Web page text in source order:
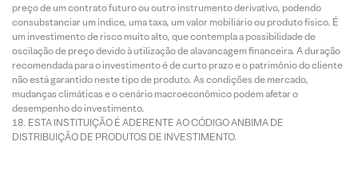
preço de um contrato futuro ou outro instrumento derivativo, podendo
consubstanciar um índice, uma taxa, um valor mobiliário ou produto físico. É
um investimento de risco muito alto, que contempla a possibilidade de
oscilação de preço devido à utilização de alavancagem financeira. A duração
recomendada para o investimento é de curto prazo e o patrimônio do cliente
não está garantido neste tipo de produto. As condições de mercado,
mudanças climáticas e o cenário macroeconômico podem afetar o
desempenho do investimento.
ESTA INSTITUIÇÃO É ADERENTE AO CÓDIGO ANBIMA DE
DISTRIBUIÇÃO DE PRODUTOS DE INVESTIMENTO.